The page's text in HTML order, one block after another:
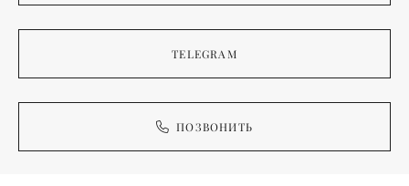
TELEGRAM
ПОЗВОНИТЬ